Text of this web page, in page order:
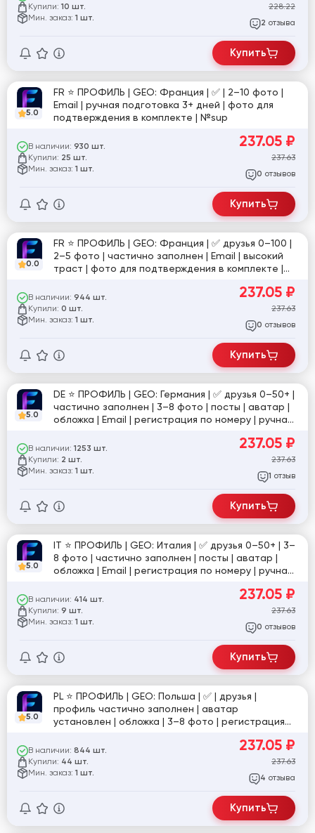
Купили: 10 шт.
Мин. заказ: 1 шт.
228.22
2 отзыва
Купить
5.0
FR ⭐️ ПРОФИЛЬ | GEO: Франция | ✅ | 2–10 фото |
Email | ручная подготовка 3+ дней | фото для
подтверждения в комплекте | №sup
В наличии: 930 шт.
Купили: 25 шт.
Мин. заказ: 1 шт.
237.05 ₽
237.63
0 отзывов
Купить
0.0
FR ⭐️ ПРОФИЛЬ | GEO: Франция | ✅ друзья 0–100 |
2–5 фото | частично заполнен | Email | высокий
траст | фото для подтверждения в комплекте |
В наличии: 944 шт.
Купили: 0 шт.
Мин. заказ: 1 шт.
237.05 ₽
237.63
0 отзывов
Купить
5.0
DE ⭐️ ПРОФИЛЬ | GEO: Германия | ✅ друзья 0–50+ |
частично заполнен | 3–8 фото | посты | аватар |
обложка | Email | регистрация по номеру | ручная
комплекте | №1/2
В наличии: 1253 шт.
Купили: 2 шт.
Мин. заказ: 1 шт.
237.05 ₽
237.63
1 отзыв
Купить
5.0
IT ⭐️ ПРОФИЛЬ | GEO: Италия | ✅ друзья 0–50+ | 3–
8 фото | частично заполнен | посты | аватар |
обложка | Email | регистрация по номеру | ручная
комплекте | №1
В наличии: 414 шт.
Купили: 9 шт.
Мин. заказ: 1 шт.
237.05 ₽
237.63
0 отзывов
Купить
5.0
PL ⭐️ ПРОФИЛЬ | GEO: Польша | ✅ | друзья |
профиль частично заполнен | аватар
установлен | обложка | 3–8 фото | регистрация
подготовка | фото для подтверждения в
комплекте | №sup
В наличии: 844 шт.
Купили: 44 шт.
Мин. заказ: 1 шт.
237.05 ₽
237.63
4 отзыва
Купить